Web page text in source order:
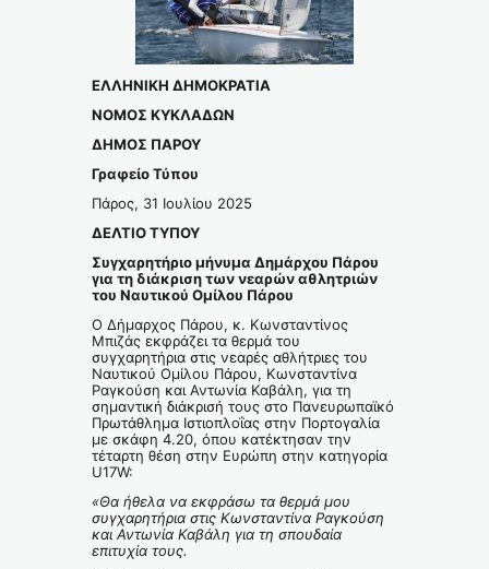
ΕΛΛΗΝΙΚΗ ΔΗΜΟΚΡΑΤΙΑ
ΝΟΜΟΣ ΚΥΚΛΑΔΩΝ
ΔΗΜΟΣ ΠΑΡΟΥ
Γραφείο Τύπου
Πάρος, 31 Ιουλίου 2025
ΔΕΛΤΙΟ ΤΥΠΟΥ
Συγχαρητήριο μήνυμα Δημάρχου Πάρου
για τη διάκριση των νεαρών αθλητριών
του Ναυτικού Ομίλου Πάρου
Ο Δήμαρχος Πάρου, κ. Κωνσταντίνος
Μπιζάς εκφράζει τα θερμά του
συγχαρητήρια στις νεαρές αθλήτριες του
Ναυτικού Ομίλου Πάρου, Κωνσταντίνα
Ραγκούση και Αντωνία Καβάλη, για τη
σημαντική διάκρισή τους στο Πανευρωπαϊκό
Πρωτάθλημα Ιστιοπλοΐας στην Πορτογαλία
με σκάφη 4.20, όπου κατέκτησαν την
τέταρτη θέση στην Ευρώπη στην κατηγορία
U17W:
«Θα ήθελα να εκφράσω τα θερμά μου
συγχαρητήρια στις Κωνσταντίνα Ραγκούση
και Αντωνία Καβάλη για τη σπουδαία
επιτυχία τους.